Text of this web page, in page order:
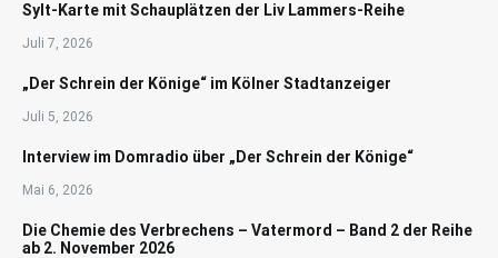
Sylt-Karte mit Schauplätzen der Liv Lammers-Reihe
Juli 7, 2026
„Der Schrein der Könige“ im Kölner Stadtanzeiger
Juli 5, 2026
Interview im Domradio über „Der Schrein der Könige“
Mai 6, 2026
Die Chemie des Verbrechens – Vatermord – Band 2 der Reihe
ab 2. November 2026